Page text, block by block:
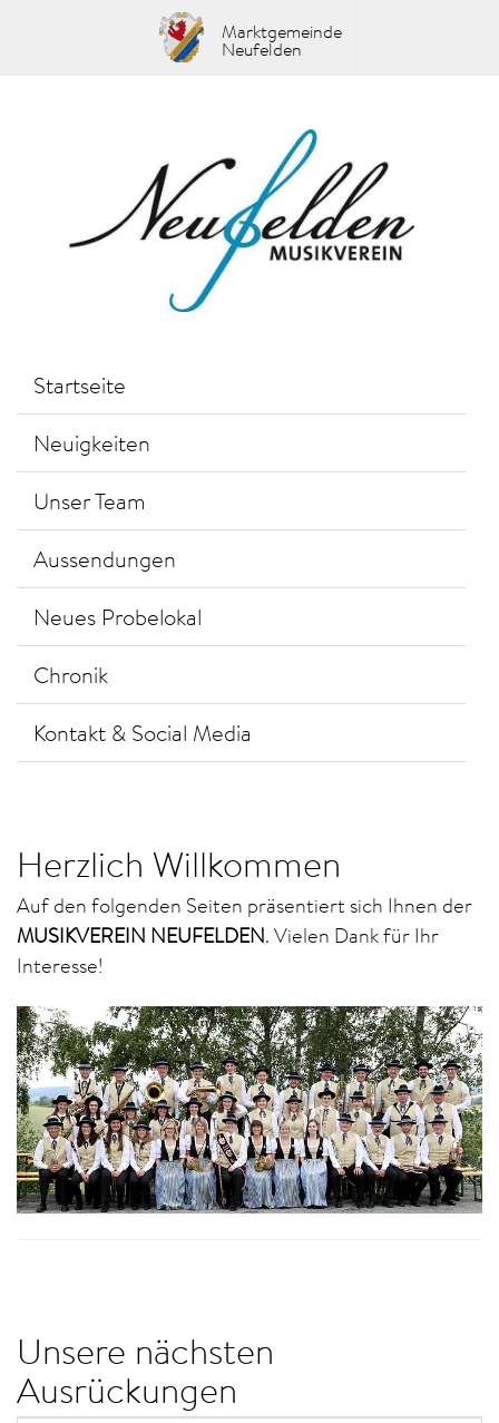
Marktgemeinde
Neufelden
Startseite
Neuigkeiten
Unser Team
Aussendungen
Neues Probelokal
Chronik
Kontakt & Social Media
Herzlich Willkommen
Auf den folgenden Seiten präsentiert sich Ihnen der
MUSIKVEREIN NEUFELDEN. Vielen Dank für Ihr
Interesse!
Unsere nächsten
Ausrückungen